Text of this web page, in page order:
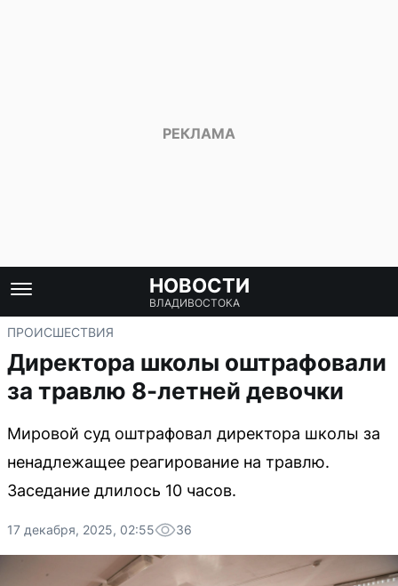
НОВОСТИ
ВЛАДИВОСТОКА
ПРОИСШЕСТВИЯ
Директора школы оштрафовали
за травлю 8-летней девочки
Мировой суд оштрафовал директора школы за
ненадлежащее реагирование на травлю.
Заседание длилось 10 часов.
17 декабря, 2025, 02:55 36